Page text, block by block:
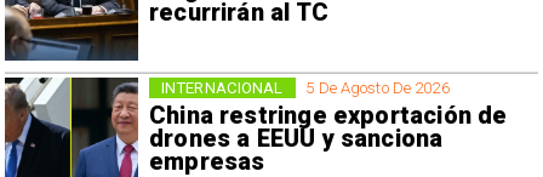
recurrirán al TC
5 De Agosto De 2026
China restringe exportación de
drones a EEUU y sanciona
empresas
INTERNACIONAL